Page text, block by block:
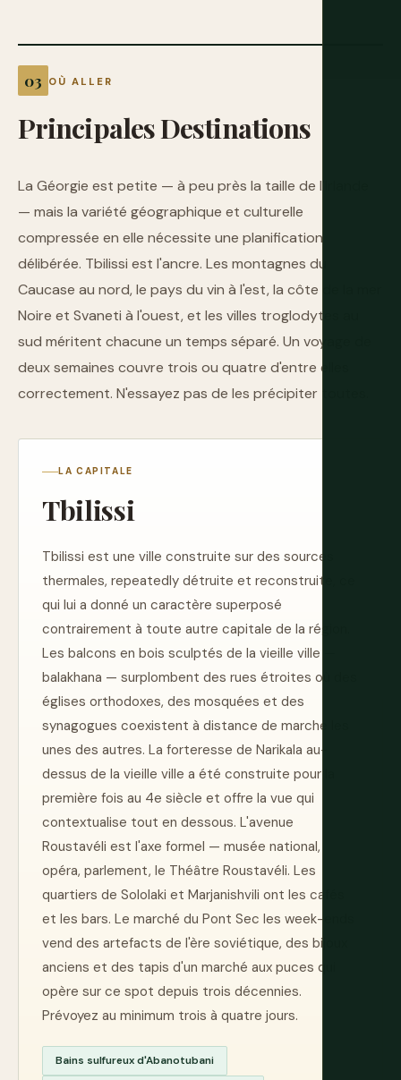
OÙ ALLER
PrincipalesDestinations
La Géorgie est petite — à peu près la taille de l'Irlande
— mais la variété géographique et culturelle
compressée en elle nécessite une planification
délibérée. Tbilissi est l'ancre. Les montagnes du
Caucase au nord, le pays du vin à l'est, la côte de la mer
Noire et Svaneti à l'ouest, et les villes troglodytes au
sud méritent chacune un temps séparé. Un voyage de
deux semaines couvre trois ou quatre d'entre elles
correctement. N'essayez pas de les précipiter toutes.
LA CAPITALE
Tbilissi
Tbilissi est une ville construite sur des sources
thermales, repeatedly détruite et reconstruite, ce
qui lui a donné un caractère superposé
contrairement à toute autre capitale de la région.
Les balcons en bois sculptés de la vieille ville —
balakhana — surplombent des rues étroites où des
églises orthodoxes, des mosquées et des
synagogues coexistent à distance de marche les
unes des autres. La forteresse de Narikala au-
dessus de la vieille ville a été construite pour la
première fois au 4e siècle et offre la vue qui
contextualise tout en dessous. L'avenue
Roustavéli est l'axe formel — musée national,
opéra, parlement, le Théâtre Roustavéli. Les
quartiers de Sololaki et Marjanishvili ont les cafés
et les bars. Le marché du Pont Sec les week-ends
vend des artefacts de l'ère soviétique, des bijoux
anciens et des tapis d'un marché aux puces qui
opère sur ce spot depuis trois décennies.
Prévoyez au minimum trois à quatre jours.
Bains sulfureux d'Abanotubani